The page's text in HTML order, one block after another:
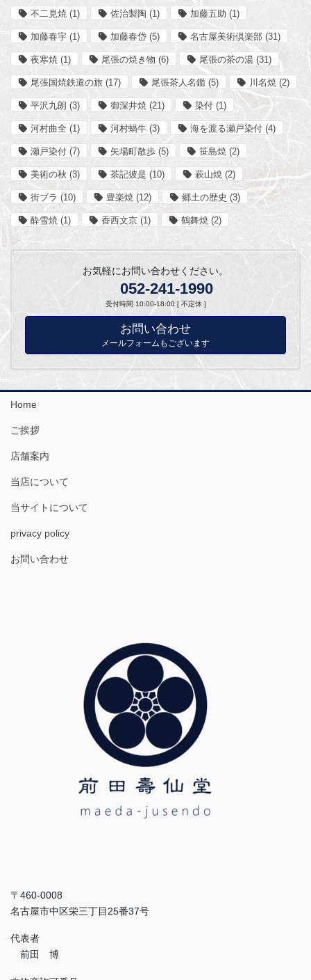
不二見焼 (1) 佐治製陶 (1) 加藤五助 (1)
加藤春宇 (1) 加藤春岱 (5) 名古屋美術倶楽部 (31)
夜寒焼 (1) 尾張の焼き物 (6) 尾張の茶の湯 (31)
尾張国焼鉄道の旅 (17) 尾張茶人名鑑 (5) 川名焼 (2)
平沢九朗 (3) 御深井焼 (21) 染付 (1)
河村曲全 (1) 河村蝸牛 (3) 海を渡る瀬戸染付 (4)
瀬戸染付 (7) 矢場町散歩 (5) 笹島焼 (2)
美術の秋 (3) 茶記彼是 (10) 萩山焼 (2)
街ブラ (10) 豊楽焼 (12) 郷土の歴史 (3)
酔雪焼 (1) 香西文京 (1) 鶴舞焼 (2)
お気軽にお問い合わせください。
052-241-1990
受付時間 10:00-18:00 [ 不定休 ]
お問い合わせ
メールフォームもございます
Home
ご挨拶
店舗案内
当店について
当サイトについて
privacy policy
お問い合わせ
〒460-0008
名古屋市中区栄三丁目25番37号
代表者
前田 博